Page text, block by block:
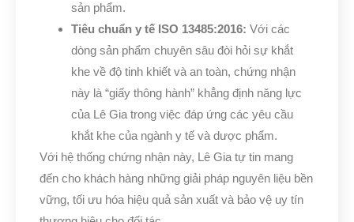
sản phẩm.
Tiêu chuẩn y tế ISO 13485:2016: Với các
dòng sản phẩm chuyên sâu đòi hỏi sự khắt
khe về độ tinh khiết và an toàn, chứng nhận
này là “giấy thông hành” khẳng định năng lực
của Lê Gia trong việc đáp ứng các yêu cầu
khắt khe của ngành y tế và dược phẩm.
Với hệ thống chứng nhận này, Lê Gia tự tin mang
đến cho khách hàng những giải pháp nguyên liệu bền
vững, tối ưu hóa hiệu quả sản xuất và bảo vệ uy tín